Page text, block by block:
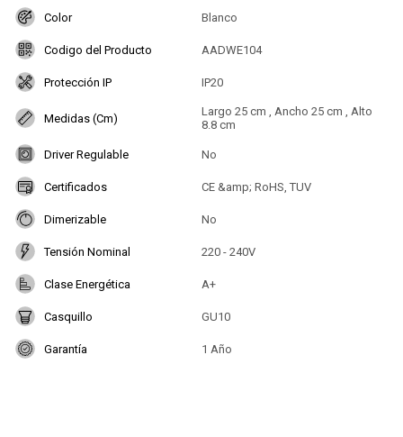
Color Blanco
Codigo del Producto AADWE104
Protección IP IP20
Medidas (Cm)
Largo 25 cm , Ancho 25 cm , Alto
8.8 cm
Driver Regulable No
Certificados CE &amp; RoHS, TUV
Dimerizable No
Tensión Nominal 220 - 240V
Clase Energética A+
Casquillo GU10
Garantía 1 Año